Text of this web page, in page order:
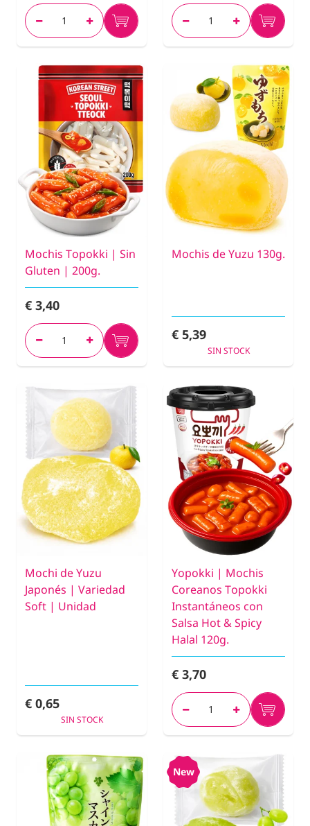
Mochis Topokki | Sin
Gluten | 200g.
€ 3,40
Mochis de Yuzu 130g.
€ 5,39
SIN STOCK
Mochi de Yuzu
Japonés | Variedad
Soft | Unidad
€ 0,65
SIN STOCK
Yopokki | Mochis
Coreanos Topokki
Instantáneos con
Salsa Hot & Spicy
Halal 120g.
€ 3,70
New